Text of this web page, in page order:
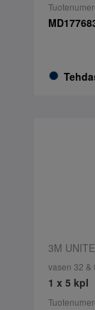
3M
vasen 32 &
1 x 5 kpl